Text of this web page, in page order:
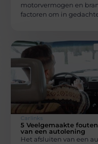
motorvermogen en
factoren om in
Carlinks
5 Veelgemaakte
van een autolening
Het afsluiten van een